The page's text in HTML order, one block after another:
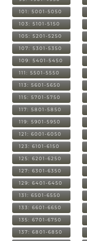
101: 5001-5050
103: 5101-5150
105: 5201-5250
107: 5301-5350
109: 5401-5450
111: 5501-5550
113: 5601-5650
115: 5701-5750
117: 5801-5850
119: 5901-5950
121: 6001-6050
123: 6101-6150
125: 6201-6250
127: 6301-6350
129: 6401-6450
131: 6501-6550
133: 6601-6650
135: 6701-6750
137: 6801-6850